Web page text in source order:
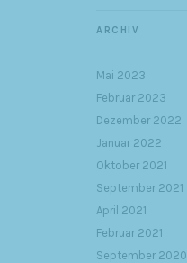
ARCHIV
Mai 2023
Februar 2023
Dezember 2022
Januar 2022
Oktober 2021
September 2021
April 2021
Februar 2021
September 2020